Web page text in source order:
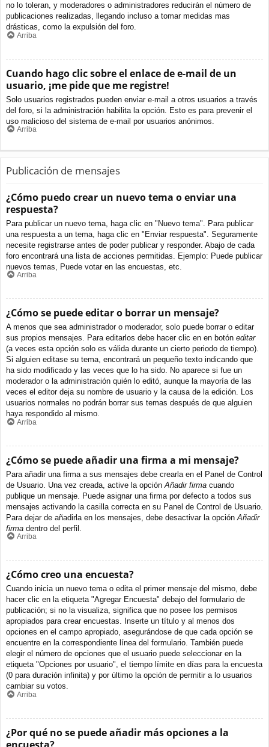
no lo toleran, y moderadores o administradores reducirán el número de
publicaciones realizadas, llegando incluso a tomar medidas mas
drásticas, como la expulsión del foro.
Arriba
Cuando hago clic sobre el enlace de e-mail de un
usuario, ¡me pide que me registre!
Solo usuarios registrados pueden enviar e-mail a otros usuarios a través
del foro, si la administración habilita la opción. Esto es para prevenir el
uso malicioso del sistema de e-mail por usuarios anónimos.
Arriba
Publicación de mensajes
¿Cómo puedo crear un nuevo tema o enviar una
respuesta?
Para publicar un nuevo tema, haga clic en "Nuevo tema". Para publicar
una respuesta a un tema, haga clic en "Enviar respuesta". Seguramente
necesite registrarse antes de poder publicar y responder. Abajo de cada
foro encontrará una lista de acciones permitidas. Ejemplo: Puede publicar
nuevos temas, Puede votar en las encuestas, etc.
Arriba
¿Cómo se puede editar o borrar un mensaje?
A menos que sea administrador o moderador, solo puede borrar o editar
sus propios mensajes. Para editarlos debe hacer clic en en botón editar
(a veces esta opción solo es válida durante un cierto periodo de tiempo).
Si alguien editase su tema, encontrará un pequeño texto indicando que
ha sido modificado y las veces que lo ha sido. No aparece si fue un
moderador o la administración quién lo editó, aunque la mayoría de las
veces el editor deja su nombre de usuario y la causa de la edición. Los
usuarios normales no podrán borrar sus temas después de que alguien
haya respondido al mismo.
Arriba
¿Cómo se puede añadir una firma a mi mensaje?
Para añadir una firma a sus mensajes debe crearla en el Panel de Control
de Usuario. Una vez creada, active la opción Añadir firma cuando
publique un mensaje. Puede asignar una firma por defecto a todos sus
mensajes activando la casilla correcta en su Panel de Control de Usuario.
Para dejar de añadirla en los mensajes, debe desactivar la opción Añadir
firma dentro del perfil.
Arriba
¿Cómo creo una encuesta?
Cuando inicia un nuevo tema o edita el primer mensaje del mismo, debe
hacer clic en la etiqueta "Agregar Encuesta" debajo del formulario de
publicación; si no la visualiza, significa que no posee los permisos
apropiados para crear encuestas. Inserte un título y al menos dos
opciones en el campo apropiado, asegurándose de que cada opción se
encuentre en la correspondiente línea del formulario. También puede
elegir el número de opciones que el usuario puede seleccionar en la
etiqueta "Opciones por usuario", el tiempo límite en días para la encuesta
(0 para duración infinita) y por último la opción de permitir a lo usuarios
cambiar su votos.
Arriba
¿Por qué no se puede añadir más opciones a la